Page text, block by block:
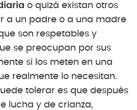
o quizá existan otros
a un padre o a una madre
son respetables y
se preocupan por sus
si los meten en una
realmente lo necesitan.
tolerar es que después
lucha y de crianza,